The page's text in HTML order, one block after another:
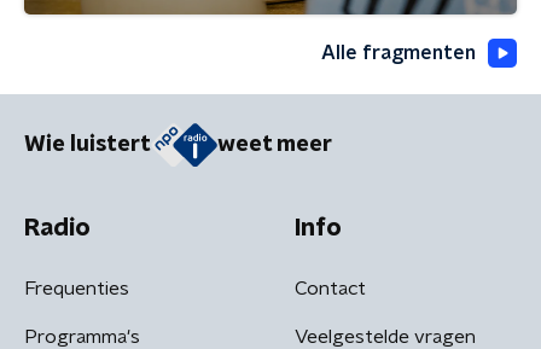
Alle fragmenten
Wie luistert weet meer
Radio
Frequenties
Programma's
Info
Contact
Veelgestelde vragen